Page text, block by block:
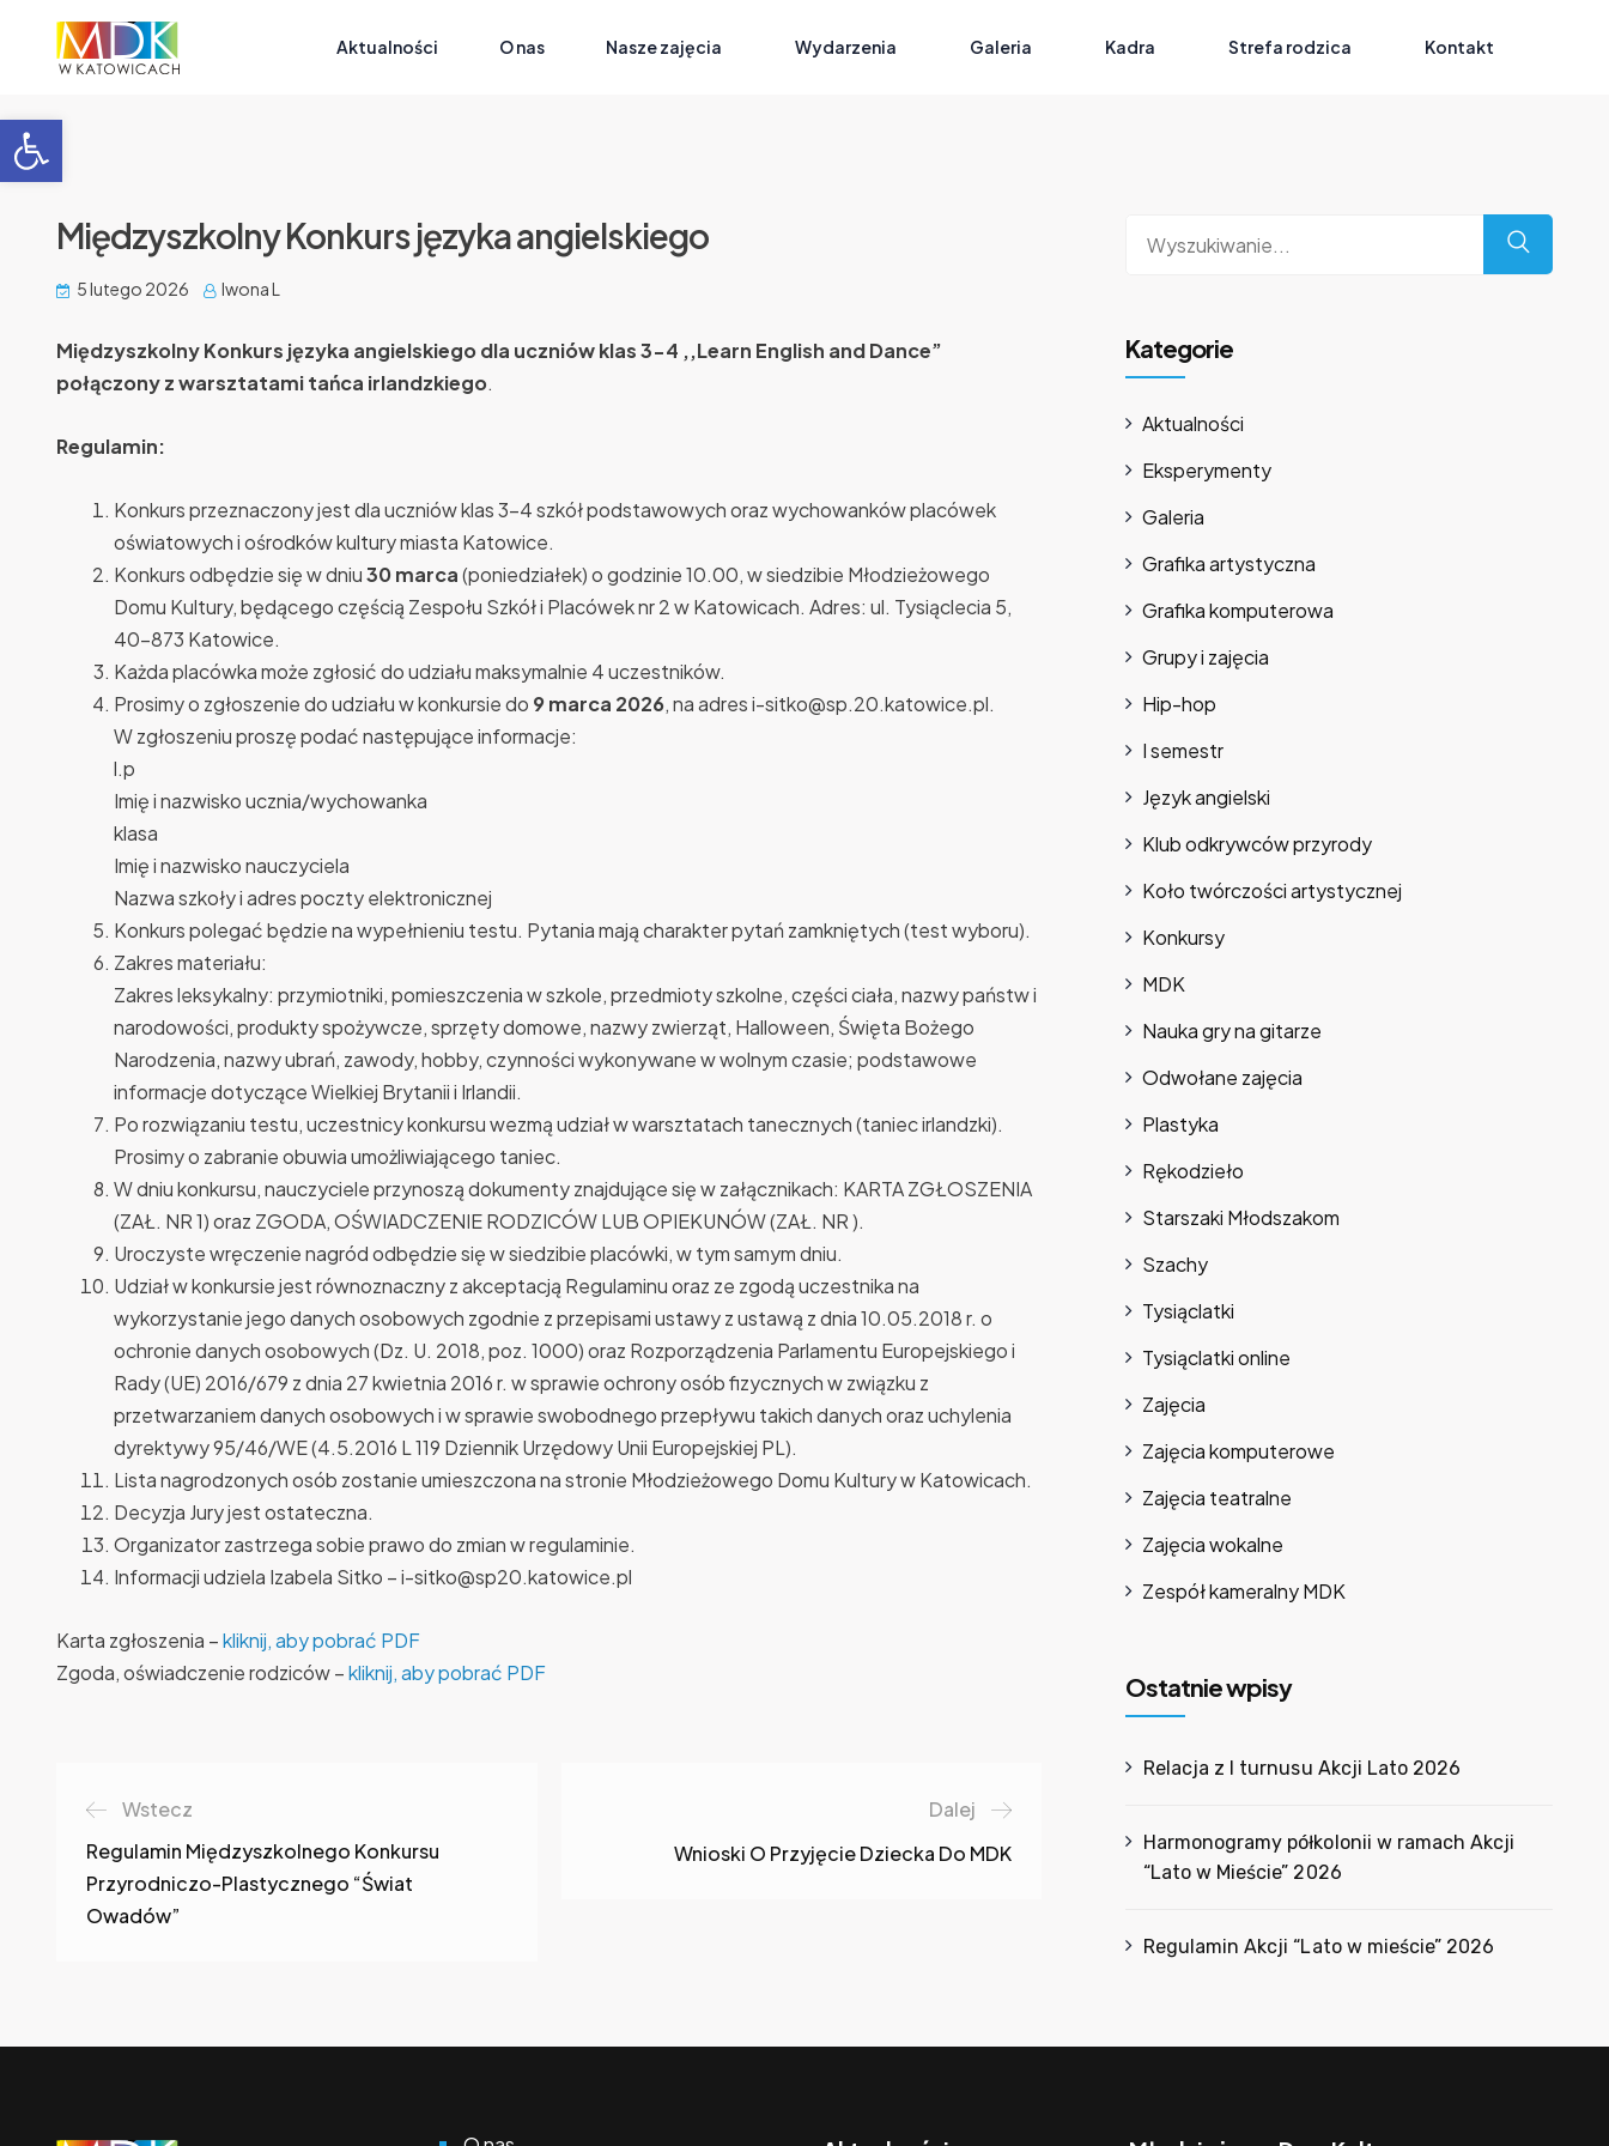
Otwórz pasek narzędzi
Aktualności O nas Nasze zajęcia Wydarzenia Galeria Kadra Strefa rodzica Kontakt
Międzyszkolny Konkurs języka angielskiego
5 lutego 2026 Iwona L
Międzyszkolny Konkurs języka angielskiego dla uczniów klas 3-4 ,,Learn English and Dance”
połączony z warsztatami tańca irlandzkiego.
Regulamin:
Konkurs przeznaczony jest dla uczniów klas 3-4 szkół podstawowych oraz wychowanków placówek
oświatowych i ośrodków kultury miasta Katowice.
Konkurs odbędzie się w dniu30 marca(poniedziałek) o godzinie 10.00, w siedzibie Młodzieżowego
Domu Kultury, będącego częścią Zespołu Szkół i Placówek nr 2 w Katowicach. Adres: ul. Tysiąclecia 5,
40-873 Katowice.
Każda placówka może zgłosić do udziału maksymalnie 4 uczestników.
Prosimy o zgłoszenie do udziału w konkursie do 9 marca 2026, na adres i-sitko@sp.20.katowice.pl.
W zgłoszeniu proszę podać następujące informacje:
l.p
Imię i nazwisko ucznia/wychowanka
klasa
Imię i nazwisko nauczyciela
Nazwa szkoły i adres poczty elektronicznej
Konkurs polegać będzie na wypełnieniu testu. Pytania mają charakter pytań zamkniętych (test wyboru).
Zakres materiału:
Zakres leksykalny: przymiotniki, pomieszczenia w szkole, przedmioty szkolne, części ciała, nazwy państw i
narodowości, produkty spożywcze, sprzęty domowe, nazwy zwierząt, Halloween, Święta Bożego
Narodzenia, nazwy ubrań, zawody, hobby, czynności wykonywane w wolnym czasie; podstawowe
informacje dotyczące Wielkiej Brytanii i Irlandii.
Po rozwiązaniu testu, uczestnicy konkursu wezmą udział w warsztatach tanecznych (taniec irlandzki).
Prosimy o zabranie obuwia umożliwiającego taniec.
W dniu konkursu, nauczyciele przynoszą dokumenty znajdujące się w załącznikach: KARTA ZGŁOSZENIA
(ZAŁ. NR 1) oraz ZGODA, OŚWIADCZENIE RODZICÓW LUB OPIEKUNÓW (ZAŁ. NR ).
Uroczyste wręczenie nagród odbędzie się w siedzibie placówki, w tym samym dniu.
Udział w konkursie jest równoznaczny z akceptacją Regulaminu oraz ze zgodą uczestnika na
wykorzystanie jego danych osobowych zgodnie z przepisami ustawy z ustawą z dnia 10.05.2018 r. o
ochronie danych osobowych (Dz. U. 2018, poz. 1000) oraz Rozporządzenia Parlamentu Europejskiego i
Rady (UE) 2016/679 z dnia 27 kwietnia 2016 r. w sprawie ochrony osób fizycznych w związku z
przetwarzaniem danych osobowych i w sprawie swobodnego przepływu takich danych oraz uchylenia
dyrektywy 95/46/WE (4.5.2016 L 119 Dziennik Urzędowy Unii Europejskiej PL).
Lista nagrodzonych osób zostanie umieszczona na stronie Młodzieżowego Domu Kultury w Katowicach.
Decyzja Jury jest ostateczna.
Organizator zastrzega sobie prawo do zmian w regulaminie.
Informacji udziela Izabela Sitko – i-sitko@sp20.katowice.pl
Karta zgłoszenia –kliknij, aby pobrać PDF
Zgoda, oświadczenie rodziców –kliknij, aby pobrać PDF
Wstecz
Regulamin Międzyszkolnego Konkursu
Przyrodniczo-Plastycznego “Świat
Owadów”
Dalej
Wnioski O Przyjęcie Dziecka Do MDK
Kategorie
Aktualności
Eksperymenty
Galeria
Grafika artystyczna
Grafika komputerowa
Grupy i zajęcia
Hip-hop
I semestr
Język angielski
Klub odkrywców przyrody
Koło twórczości artystycznej
Konkursy
MDK
Nauka gry na gitarze
Odwołane zajęcia
Plastyka
Rękodzieło
Starszaki Młodszakom
Szachy
Tysiąclatki
Tysiąclatki online
Zajęcia
Zajęcia komputerowe
Zajęcia teatralne
Zajęcia wokalne
Zespół kameralny MDK
Ostatnie wpisy
Relacja z I turnusu Akcji Lato 2026
Harmonogramy półkolonii w ramach Akcji
“Lato w Mieście” 2026
Regulamin Akcji “Lato w mieście” 2026